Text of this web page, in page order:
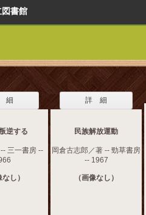
書館
細
逆する
三一書房 --
なし）
詳 細
民族解放運動
岡倉古志郎／著 -- 勁草書房
-- 1967
（画像なし）